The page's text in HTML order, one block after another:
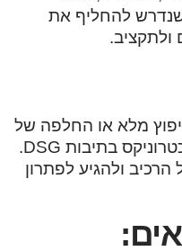
שנדרש להחליף את
ולתקציב.
מלא או החלפה של
גיר שלם. אנו מבצעים תיקון או החלפה של רכיבים כמו מוח גיר, מחשב גיר, סולנואידים ומכטרוניקס בתיבות DSG.
ולהגיע לפתרון